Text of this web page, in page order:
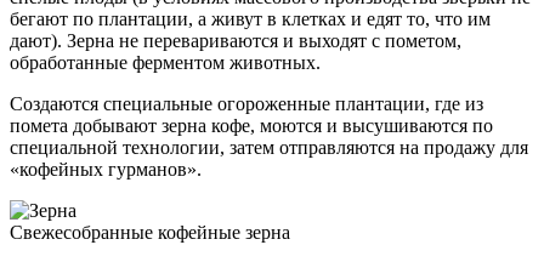
бегают по плантации, а живут в клетках и едят то, что им
дают). Зерна не перевариваются и выходят с пометом,
обработанные ферментом животных.
Создаются специальные огороженные плантации, где из
помета добывают зерна кофе, моются и высушиваются по
специальной технологии, затем отправляются на продажу для
«кофейных гурманов».
Свежесобранные кофейные зерна